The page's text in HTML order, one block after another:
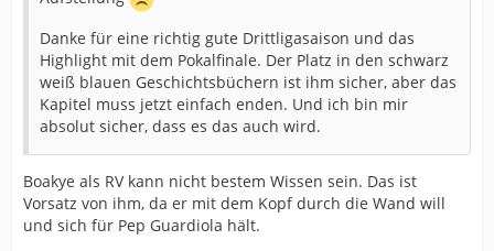
Danke für eine richtig gute Drittligasaison und das
Highlight mit dem Pokalfinale. Der Platz in den schwarz
weiß blauen Geschichtsbüchern ist ihm sicher, aber das
Kapitel muss jetzt einfach enden. Und ich bin mir
absolut sicher, dass es das auch wird.
Boakye als RV kann nicht bestem Wissen sein. Das ist
Vorsatz von ihm, da er mit dem Kopf durch die Wand will
und sich für Pep Guardiola hält.